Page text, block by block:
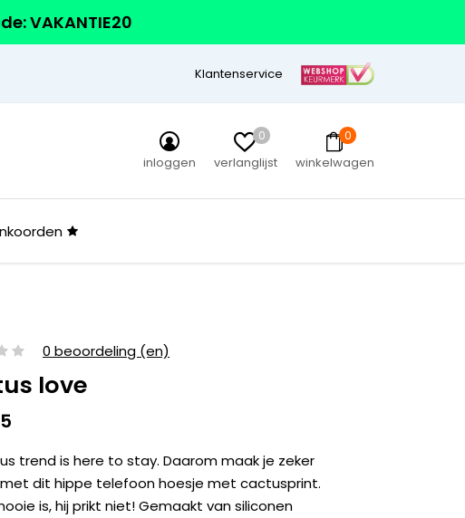
VAKANTIE20
Klantenservice
inloggen
0
verlanglijst
0
winkelwagen
0 beoordeling (en)
love
trend is here to stay. Daarom maak je zeker
dit hippe telefoon hoesje met cactusprint.
is, hij prikt niet! Gemaakt van siliconen